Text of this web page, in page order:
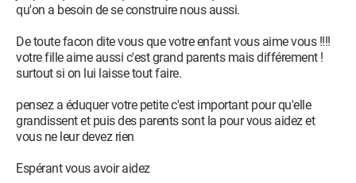
qu'on a besoin de se construire nous aussi.
De toute facon dite vous que votre enfant vous aime vous !!!!
votre fille aime aussi c'est grand parents mais différement !
surtout si on lui laisse tout faire.
pensez a éduquer votre petite c'est important pour qu'elle
grandissent et puis des parents sont la pour vous aidez et
vous ne leur devez rien
Espérant vous avoir aidez